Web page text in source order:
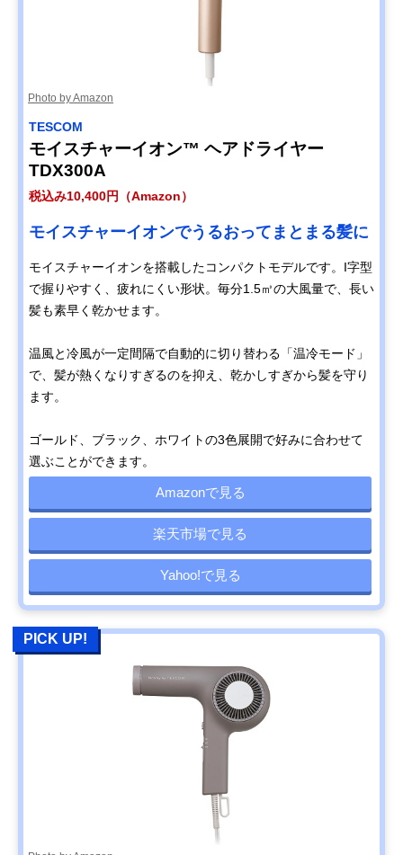
Photo by Amazon
TESCOM
モイスチャーイオン™ ヘアドライヤー
TDX300A
税込み10,400円（Amazon）
モイスチャーイオンでうるおってまとまる髪に
モイスチャーイオンを搭載したコンパクトモデルです。I字型
で握りやすく、疲れにくい形状。毎分1.5㎥の大風量で、長い
髪も素早く乾かせます。
温風と冷風が一定間隔で自動的に切り替わる「温冷モード」
で、髪が熱くなりすぎるのを抑え、乾かしすぎから髪を守り
ます。
ゴールド、ブラック、ホワイトの3色展開で好みに合わせて
選ぶことができます。
Amazonで見る
楽天市場で見る
Yahoo!で見る
PICK UP!